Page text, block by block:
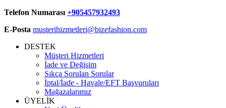
Telefon Numarası +905457932493
E-Posta musterihizmetleri@bizefashion.com
DESTEK
Müşteri Hizmetleri
İade ve Değişim
Sıkça Sorulan Sorular
İptal/İade - Havale/EFT Başvuruları
Mağazalarımız
ÜYELİK